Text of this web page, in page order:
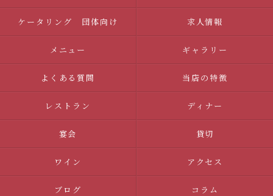
ケータリング 団体向け 求人情報
メニュー ギャラリー
よくある質問 当店の特徴
レストラン ディナー
宴会 貸切
ワイン アクセス
ブログ コラム